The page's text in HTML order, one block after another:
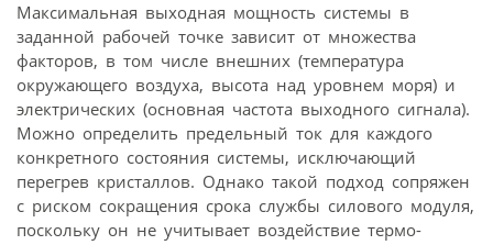
Максимальная выходная мощность системы в
заданной рабочей точке зависит от множества
факторов, в том числе внешних (температура
окружающего воздуха, высота над уровнем моря) и
электрических (основная частота выходного сигнала).
Можно определить предельный ток для каждого
конкретного состояния системы, исключающий
перегрев кристаллов. Однако такой подход сопряжен
с риском сокращения срока службы силового модуля,
поскольку он не учитывает воздействие термо­